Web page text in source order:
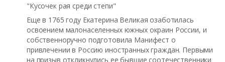
"Кусочек рая среди степи"
Еще в 1765 году Екатерина Великая озаботилась
освоением малонаселенных южных окраин России, и
собственноручно подготовила Манифест о
привлечении в Россию иностранных граждан. Первыми
на призыв откликнулись ее бывшие соотечественники